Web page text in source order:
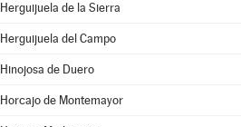
Herguijuela de la Sierra
Herguijuela del Campo
Hinojosa de Duero
Horcajo de Montemayor